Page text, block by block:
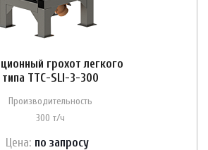
грохот легкого
типа ТТС-SLI-3-300
Производительность
300 т/ч
Цена: по запросу